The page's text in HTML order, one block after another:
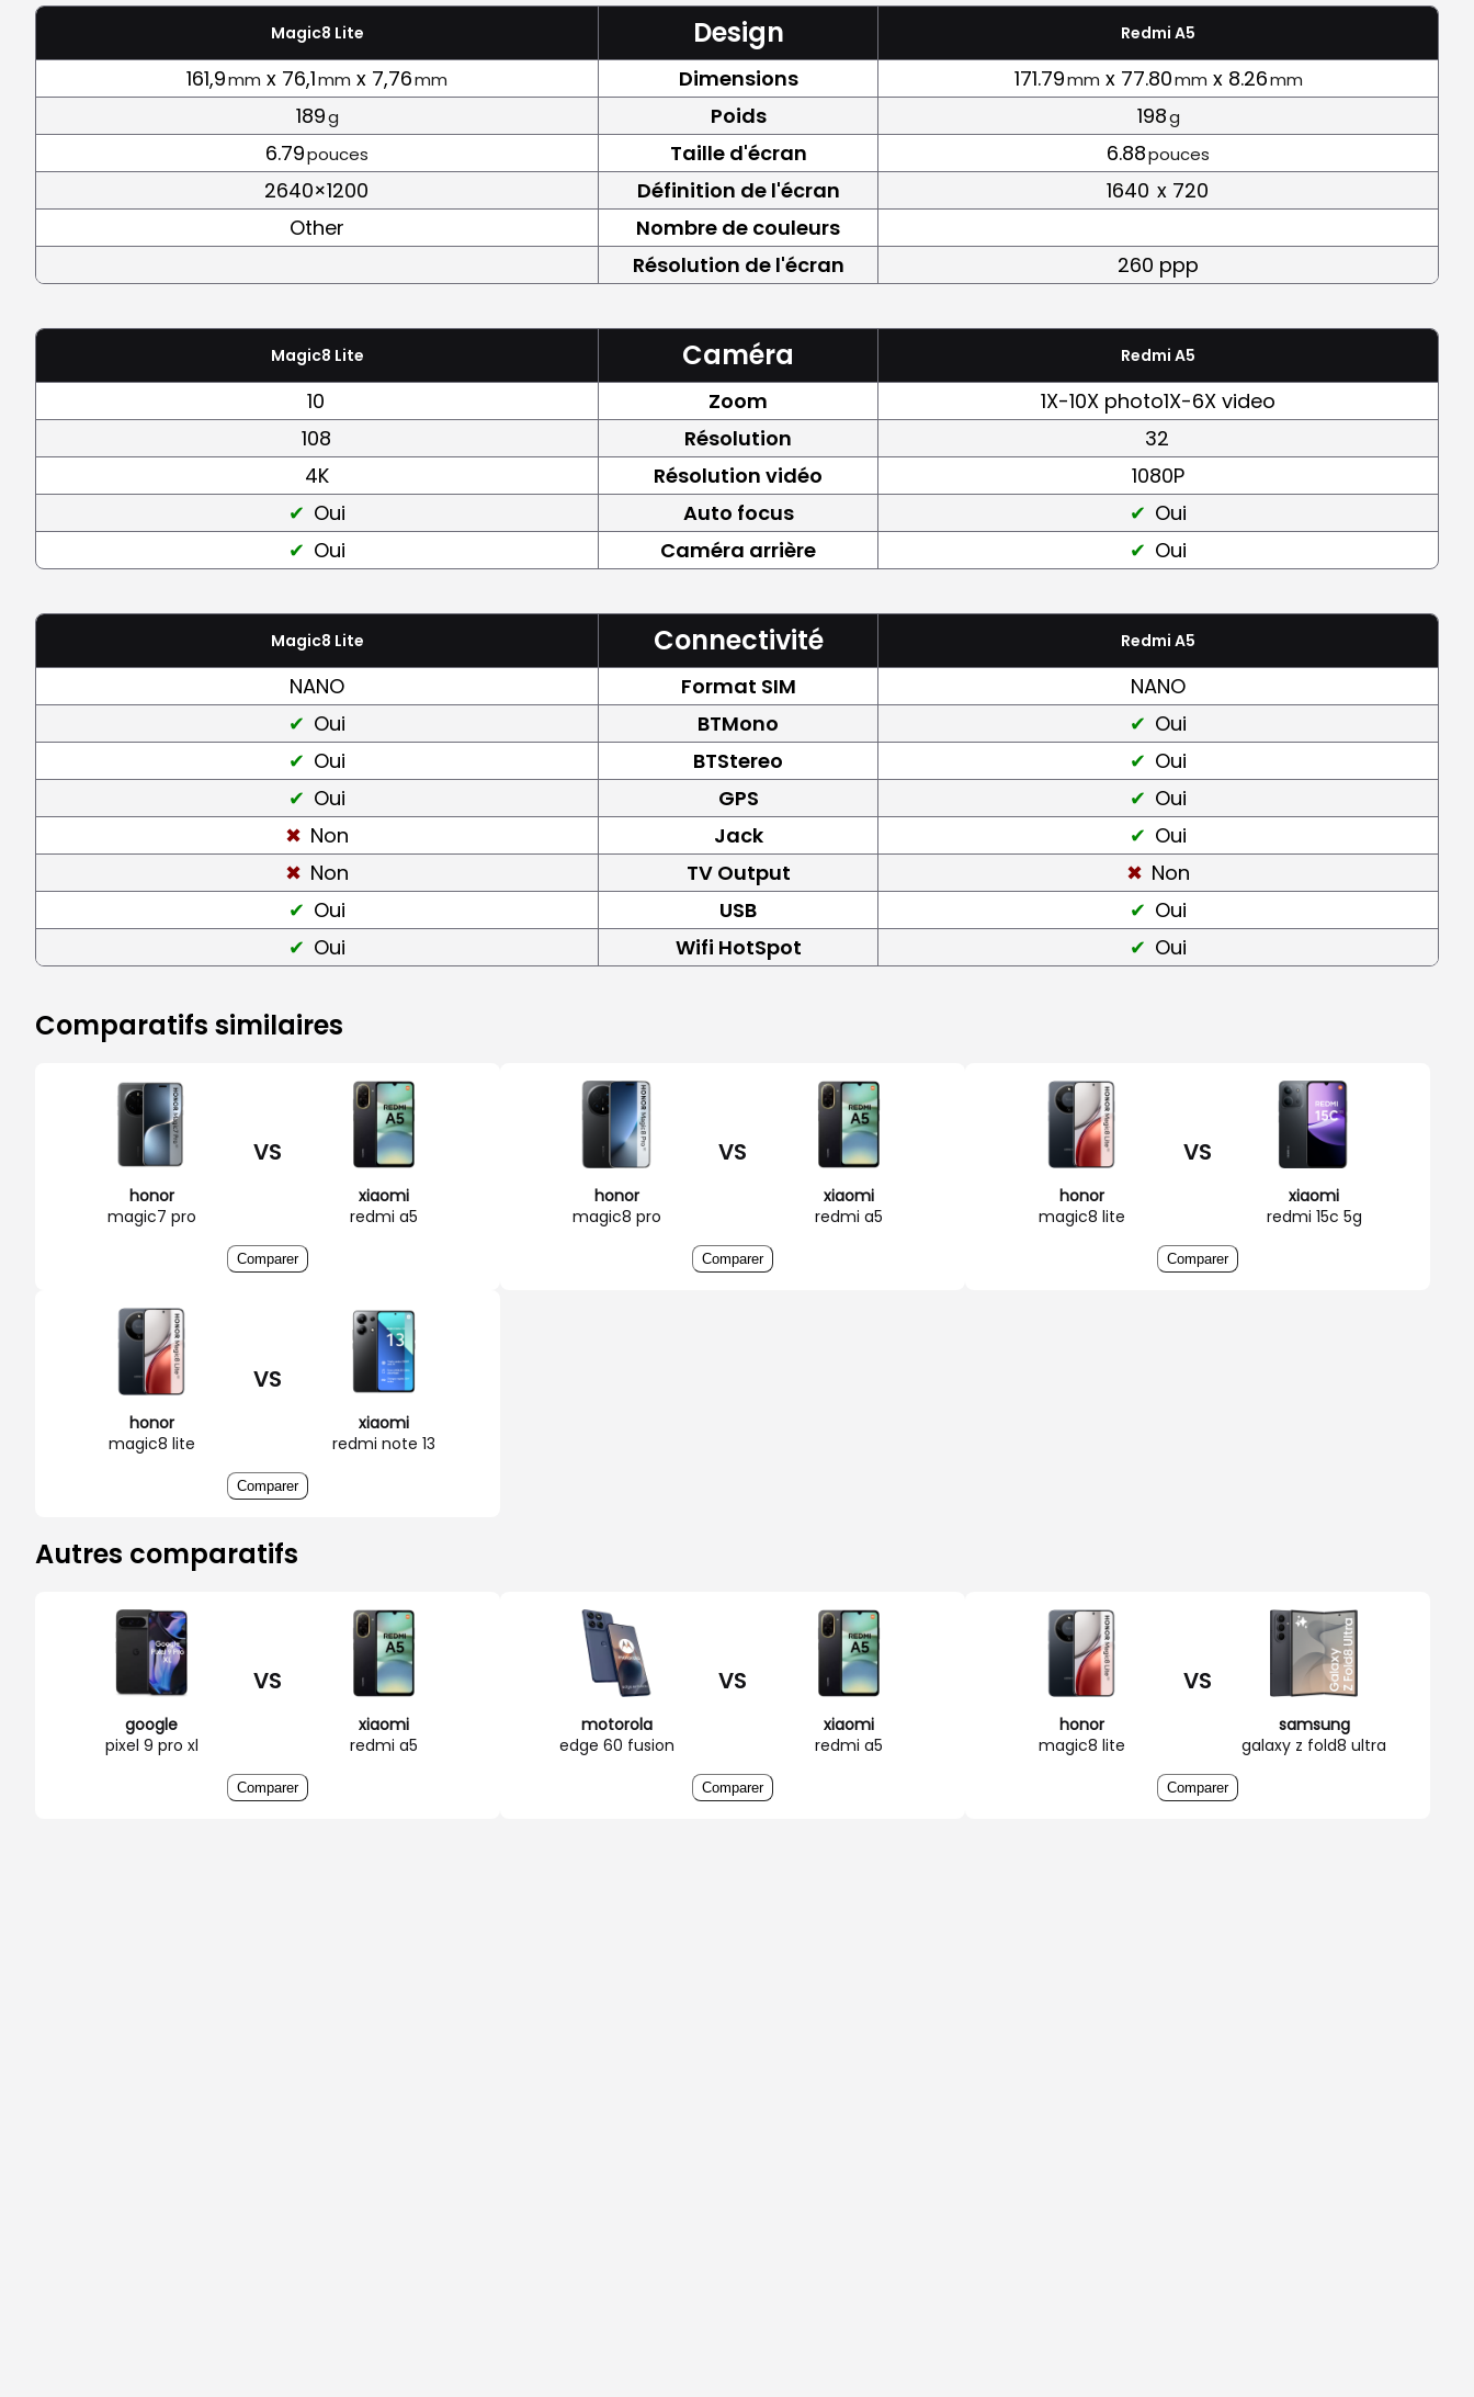
Magic8 Lite Design Redmi A5
161,9mm x 76,1mm x 7,76mm Dimensions 171.79mm x 77.80mm x 8.26mm
189g Poids 198g
6.79pouces Taille d'écran 6.88pouces
2640×1200 Définition de l'écran 1640 x 720
Other
Nombre de couleurs
Résolution de l'écran
260 ppp
Magic8 Lite Caméra Redmi A5
10 Zoom
1X-10X photo1X-6X video
108
Résolution
32
4K
Résolution vidéo
1080P
Oui
Auto focus
Oui
Oui
Caméra arrière Oui
Magic8 Lite Connectivité Redmi A5
NANO Format SIM
NANO
Oui
BTMono
Oui
Oui
BTStereo
Oui
Oui
GPS
Oui
Non
Jack
Oui
Non
TV Output
Non
Oui
USB
Oui
Oui
Wifi HotSpot Oui
Comparatifs similaires
honor
magic7 pro
VS
xiaomi
redmi a5
Comparer
honor
magic8 pro
VS
xiaomi
redmi a5
Comparer
honor
magic8 lite
VS
xiaomi
redmi 15c 5g
Comparer
honor
magic8 lite
VS
xiaomi
redmi note 13
Comparer
Autres comparatifs
google
pixel 9 pro xl
VS
xiaomi
redmi a5
Comparer
motorola
edge 60 fusion
VS
xiaomi
redmi a5
Comparer
honor
magic8 lite
VS
samsung
galaxy z fold8 ultra
Comparer